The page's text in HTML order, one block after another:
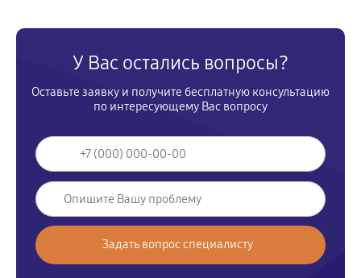
У Вас остались вопросы?
Оставьте заявку и получите бесплатную консультацию
по интересующему Вас вопросу